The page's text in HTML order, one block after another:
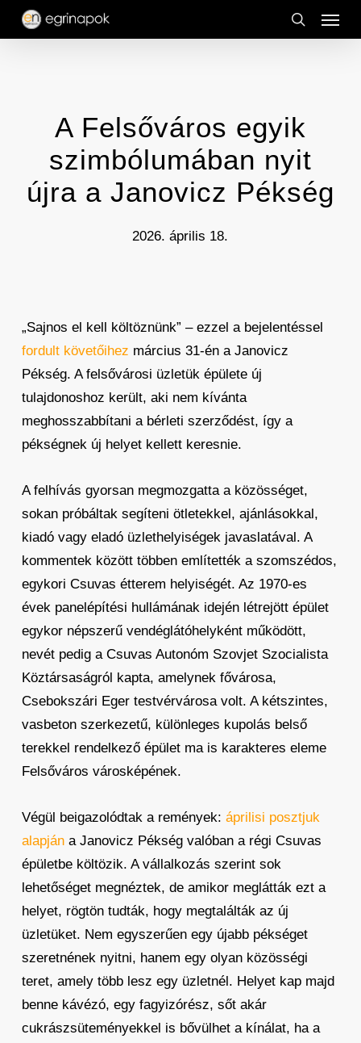
Skip
search
Menu
A Felsőváros egyik
szimbólumában nyit
újra a Janovicz Pékség
2026. április 18.
„Sajnos el kell költöznünk” – ezzel a bejelentéssel
fordult követőihez március 31-én a Janovicz
Pékség. A felsővárosi üzletük épülete új
tulajdonoshoz került, aki nem kívánta
meghosszabbítani a bérleti szerződést, így a
pékségnek új helyet kellett keresnie.
A felhívás gyorsan megmozgatta a közösséget,
sokan próbáltak segíteni ötletekkel, ajánlásokkal,
kiadó vagy eladó üzlethelyiségek javaslatával. A
kommentek között többen említették a szomszédos,
egykori Csuvas étterem helyiségét. Az 1970-es
évek panelépítési hullámának idején létrejött épület
egykor népszerű vendéglátóhelyként működött,
nevét pedig a Csuvas Autonóm Szovjet Szocialista
Köztársaságról kapta, amelynek fővárosa,
Csebokszári Eger testvérvárosa volt. A kétszintes,
vasbeton szerkezetű, különleges kupolás belső
terekkel rendelkező épület ma is karakteres eleme
Felsőváros városképének.
Végül beigazolódtak a remények: áprilisi posztjuk
alapjána Janovicz Pékség valóban a régi Csuvas
épületbe költözik. A vállalkozás szerint sok
lehetőséget megnéztek, de amikor meglátták ezt a
helyet, rögtön tudták, hogy megtalálták az új
üzletüket. Nem egyszerűen egy újabb pékséget
szeretnének nyitni, hanem egy olyan közösségi
teret, amely több lesz egy üzletnél. Helyet kap majd
benne kávézó, egy fagyizórész, sőt akár
cukrászsüteményekkel is bővülhet a kínálat, ha a